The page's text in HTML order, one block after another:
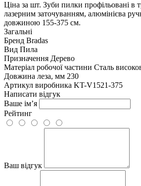
Ціна за шт. Зуби пилки профільовані в
лазерним заточуванням, алюмінієва
довжиною 155-375 см.
Загальні
Бренд Bradas
Вид Пила
Призначення Дерево
Матеріал робочої частини Сталь
Довжина леза, мм 230
Артикул виробника KT-V1521-375
Написати відгук
Ваше ім’я
Рейтинг
Ваш відгук